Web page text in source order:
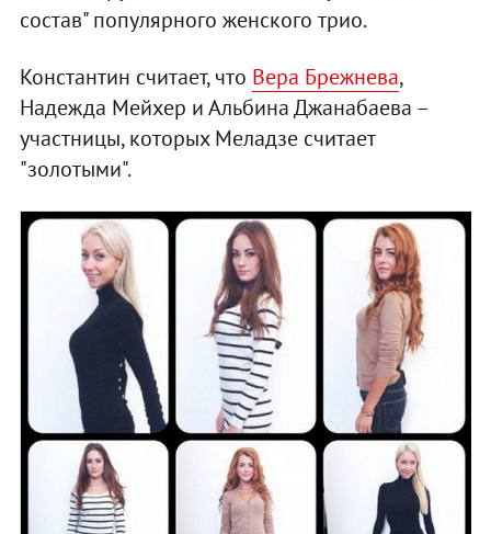
состав" популярного женского трио.
Константин считает, что Вера Брежнева,
Надежда Мейхер и Альбина Джанабаева –
участницы, которых Меладзе считает
"золотыми".